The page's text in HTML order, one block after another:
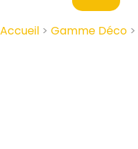
Accueil > Gamme Déco >